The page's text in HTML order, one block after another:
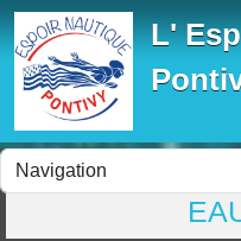
L'
Panneau de gestion des